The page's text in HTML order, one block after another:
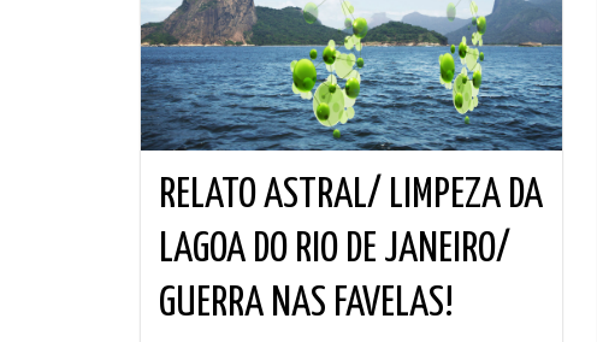
RELATO ASTRAL/ LIMPEZA DA
LAGOA DO RIO DE JANEIRO/
GUERRA NAS FAVELAS!